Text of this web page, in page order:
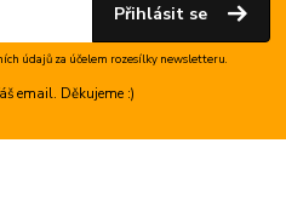
Přihlásit se
údajůza účelem rozesílky newsletteru.
email. Děkujeme :)